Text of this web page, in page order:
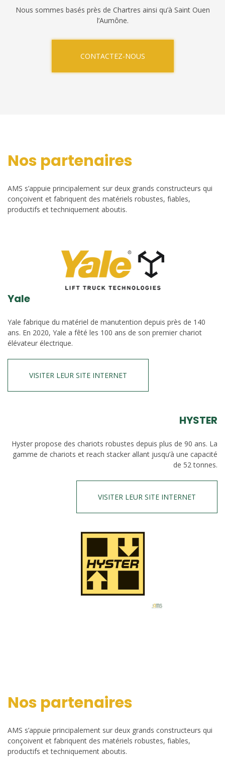
Nous sommes basés près de Chartres ainsi qu’à Saint Ouen
l’Aumône.
CONTACTEZ-NOUS
Nos partenaires
AMS s’appuie principalement sur deux grands constructeurs qui
conçoivent et fabriquent des matériels robustes, fiables,
productifs et techniquement aboutis.
Yale
Yale fabrique du matériel de manutention depuis près de 140
ans. En 2020, Yale a fêté les 100 ans de son premier chariot
élévateur électrique.
VISITER LEUR SITE INTERNET
HYSTER
Hyster propose des chariots robustes depuis plus de 90 ans. La
gamme de chariots et reach stacker allant jusqu’à une capacité
de 52 tonnes.
VISITER LEUR SITE INTERNET
Nos partenaires
AMS s’appuie principalement sur deux grands constructeurs qui
conçoivent et fabriquent des matériels robustes, fiables,
productifs et techniquement aboutis.